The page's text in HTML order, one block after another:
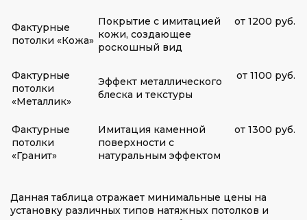
Фактурные
потолки «Кожа»
Покрытие с имитацией
кожи, создающее
роскошный вид
от 1200 руб.
Фактурные
потолки
«Металлик»
Эффект металлического
блеска и текстуры
от 1100 руб.
Фактурные
потолки
«Гранит»
Имитация каменной
поверхности с
натуральным эффектом
от 1300 руб.
Данная таблица отражает минимальные цены на
установку различных типов натяжных потолков и